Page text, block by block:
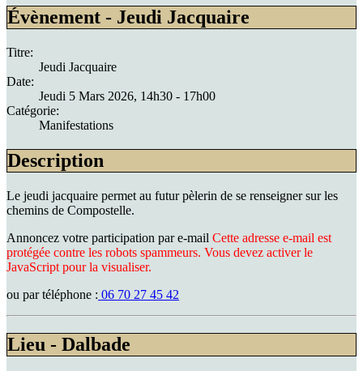
Évènement - Jeudi Jacquaire
Titre:
Jeudi Jacquaire
Date:
Jeudi 5 Mars 2026, 14h30 - 17h00
Catégorie:
Manifestations
Description
Le jeudi jacquaire permet au futur pèlerin de se renseigner sur les
chemins de Compostelle.
Annoncez votre participation par e-mail Cette adresse e-mail est
protégée contre les robots spammeurs. Vous devez activer le
JavaScript pour la visualiser.
ou par téléphone : 06 70 27 45 42
Lieu - Dalbade